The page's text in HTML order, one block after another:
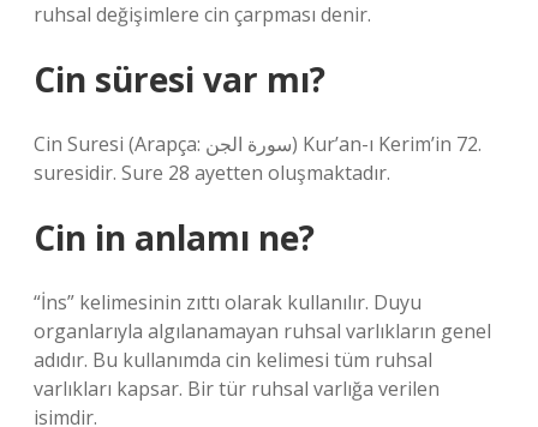
ruhsal değişimlere cin çarpması denir.
Cin süresi var mı?
Cin Suresi (Arapça: سورة الجن) Kur’an-ı Kerim’in 72.
suresidir. Sure 28 ayetten oluşmaktadır.
Cin in anlamı ne?
“İns” kelimesinin zıttı olarak kullanılır. Duyu
organlarıyla algılanamayan ruhsal varlıkların genel
adıdır. Bu kullanımda cin kelimesi tüm ruhsal
varlıkları kapsar. Bir tür ruhsal varlığa verilen
isimdir.